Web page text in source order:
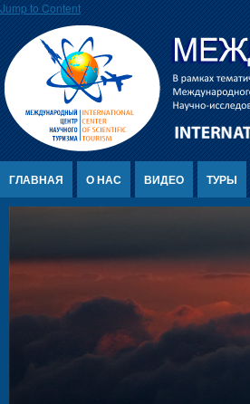
Jump to Content
ГЛАВНАЯ О НАС ВИДЕО ТУРЫ